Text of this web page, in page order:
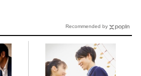
Recommended by